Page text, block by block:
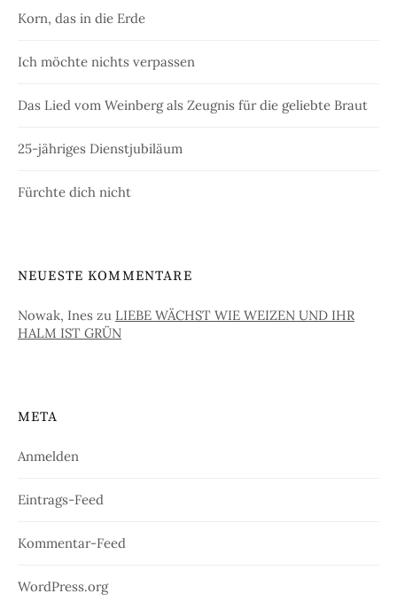
Korn, das in die Erde
Ich möchte nichts verpassen
Das Lied vom Weinberg als Zeugnis für die geliebte Braut
25-jähriges Dienstjubiläum
Fürchte dich nicht
NEUESTE KOMMENTARE
Nowak, Ines zu LIEBE WÄCHST WIE WEIZEN UND IHR
HALM IST GRÜN
META
Anmelden
Eintrags-Feed
Kommentar-Feed
WordPress.org